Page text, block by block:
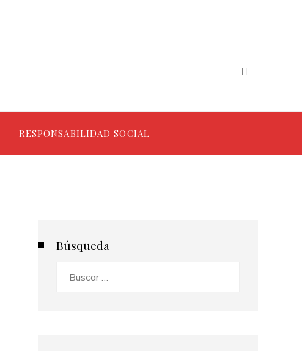
RESPONSABILIDAD SOCIAL
Búsqueda